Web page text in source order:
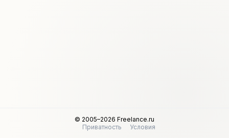
© 2005–2026 Freelance.ru
Приватность
Условия